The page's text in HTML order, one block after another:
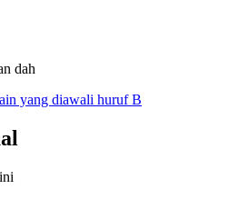
dah
yang diawali huruf B